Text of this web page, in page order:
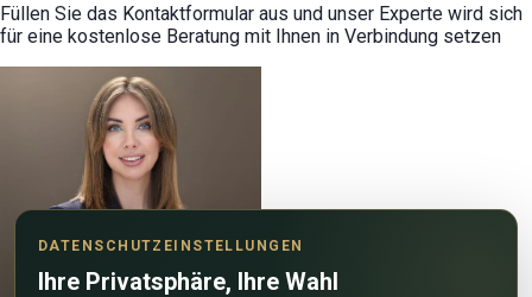
Füllen Sie das Kontaktformular aus und unser Experte wird sich
für eine kostenlose Beratung mit Ihnen in Verbindung setzen
DATENSCHUTZEINSTELLUNGEN
Ihre Privatsphäre, Ihre Wahl